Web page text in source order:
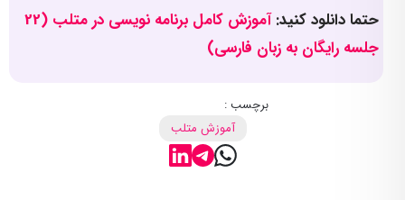
حتما دانلود کنید:
آموزش کامل برنامه نویسی در متلب (22
جلسه رایگان به زبان فارسی)
برچسب :
آموزش متلب